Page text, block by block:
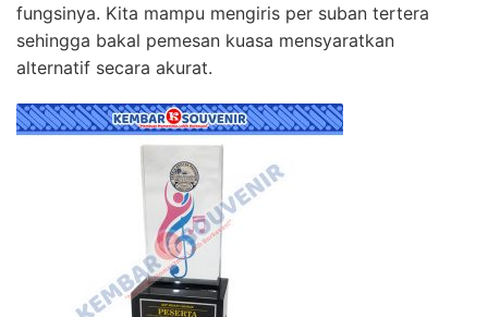
fungsinya. Kita mampu mengiris per suban tertera
sehingga bakal pemesan kuasa mensyaratkan
alternatif secara akurat.